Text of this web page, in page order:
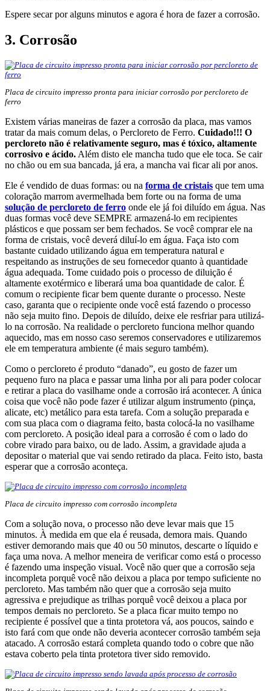
Espere secar por alguns minutos e agora é hora de fazer a corrosão.
3. Corrosão
Placa de circuito impresso pronta para iniciar corrosão por percloreto de
ferro
Existem várias maneiras de fazer a corrosão da placa, mas vamos
tratar da mais comum delas, o Percloreto de Ferro. Cuidado!!! O
percloreto não é relativamente seguro, mas é tóxico, altamente
corrosivo e ácido. Além disto ele mancha tudo que ele toca. Se cair
no chão ou em sua bancada, já era, a mancha vai ficar ali por anos.
Ele é vendido de duas formas: ou na forma de cristais que tem uma
coloração marrom avermelhada bem forte ou na forma de uma
solução de percloreto de ferro onde ele já foi diluído em água. Nas
duas formas você deve SEMPRE armazená-lo em recipientes
plásticos e que possam ser bem fechados. Se você comprar ele na
forma de cristais, você deverá diluí-lo em água. Faça isto com
bastante cuidado utilizando água em temperatura natural e
respeitando as instruções de seu fornecedor quanto à quantidade
água adequada. Tome cuidado pois o processo de diluição é
altamente exotérmico e liberará uma boa quantidade de calor. É
comum o recipiente ficar bem quente durante o processo. Neste
caso, garanta que o recipiente onde você está fazendo o processo
não seja muito fino. Depois de diluído, deixe ele resfriar para utilizá-
lo na corrosão. Na realidade o percloreto funciona melhor quando
aquecido, mas em nosso caso seremos conservadores e utilizaremos
ele em temperatura ambiente (é mais seguro também).
Como o percloreto é produto “danado”, eu gosto de fazer um
pequeno furo na placa e passar uma linha por ali para poder colocar
e retirar a placa do vasilhame onde a corrosão irá acontecer. A única
coisa que você não pode fazer é utilizar algum instrumento (pinça,
alicate, etc) metálico para esta tarefa. Com a solução preparada e
com sua placa com o diagrama feito, basta colocá-la no vasilhame
com percloreto. A posição ideal para a corrosão é com o lado do
cobre virado para baixo, ou de lado. Assim, a gravidade ajuda a
depositar o material que vai sendo retirado da placa. Feito isto, basta
esperar que a corrosão aconteça.
Placa de circuito impresso com corrosão incompleta
Com a solução nova, o processo não deve levar mais que 15
minutos. À medida em que ela é reusada, demora mais. Quando
estiver demorando mais que 40 ou 50 minutos, descarte o líquido e
faça uma nova. A melhor meneira de verificar como está o processo
é fazendo uma inspeção visual. Você não quer que a corrosão seja
incompleta porquê você não deixou a placa por tempo suficiente no
percloreto. Mas também não quer que a corrosão seja muito
agressiva e prejudique as trilhas porquê você deixou a placa por
tempos demais no percloreto. Se a placa ficar muito tempo no
recipiente é possível que a tinta protetora vá, aos poucos, saindo e
isto fará com que onde não deveria acontecer corrosão também seja
atacado. A corrosão estará completa quando todo o cobre que não
estava coberto pela tinta protetora tiver sido removido.